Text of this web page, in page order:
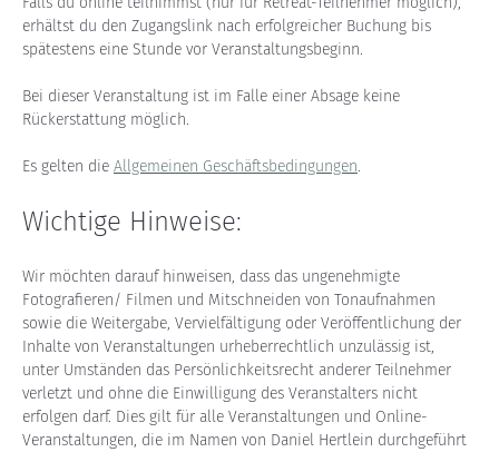
erhältst du den Zugangslink nach erfolgreicher Buchung bis
spätestens eine Stunde vor Veranstaltungsbeginn.
Bei dieser Veranstaltung ist im Falle einer Absage keine
Rückerstattung möglich.
Es gelten die Allgemeinen Geschäftsbedingungen.
Wichtige Hinweise:
Wir möchten darauf hinweisen, dass das ungenehmigte
Fotografieren/ Filmen und Mitschneiden von Tonaufnahmen
sowie die Weitergabe, Vervielfältigung oder Veröffentlichung der
Inhalte von Veranstaltungen urheberrechtlich unzulässig ist,
unter Umständen das Persönlichkeitsrecht anderer Teilnehmer
verletzt und ohne die Einwilligung des Veranstalters nicht
erfolgen darf. Dies gilt für alle Veranstaltungen und Online-
Veranstaltungen, die im Namen von Daniel Hertlein durchgeführt